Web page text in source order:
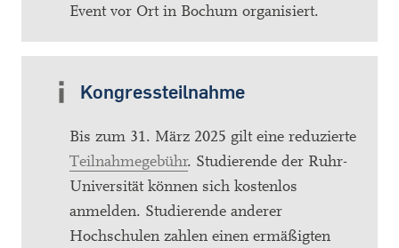
Event vor Ort in Bochum organisiert.
Kongressteilnahme
Bis zum 31. März 2025 gilt eine reduzierte
Teilnahmegebühr. Studierende der Ruhr-
Universität können sich kostenlos
anmelden. Studierende anderer
Hochschulen zahlen einen ermäßigten